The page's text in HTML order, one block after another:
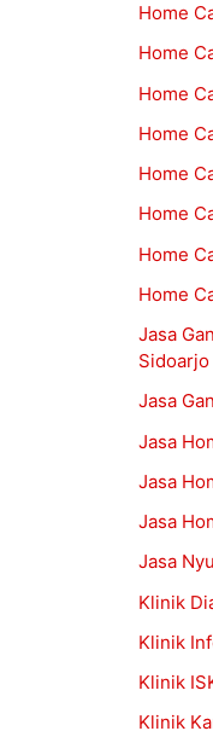
Home
Home
Home
Home
Home
Home
Home
Home
Jasa
Sidoarjo
Jasa
Jasa
Jasa
Jasa
Jasa
Klinik
Klinik
Klinik
Klinik